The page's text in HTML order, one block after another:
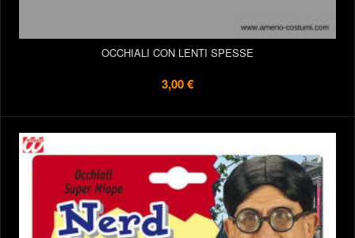
OCCHIALI CON LENTI SPESSE
3,00 €